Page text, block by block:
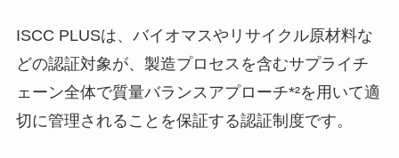
ISCC PLUSは、バイオマスやリサイクル原材料な
どの認証対象が、製造プロセスを含むサプライチ
ェーン全体で質量バランスアプローチ*²を用いて適
切に管理されることを保証する認証制度です。